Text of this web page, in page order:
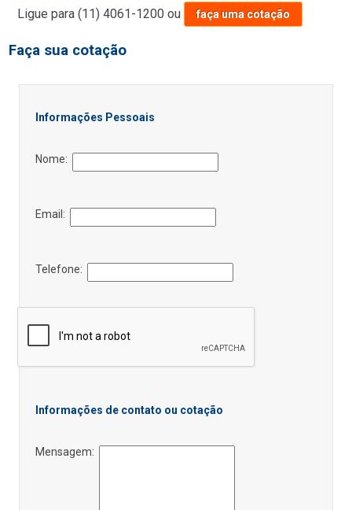
Ligue para(11) 4061-1200 ou faça uma cotação
Faça sua cotação
Informações Pessoais
Nome:
Email:
Telefone:
Informações de contato ou cotação
Mensagem: